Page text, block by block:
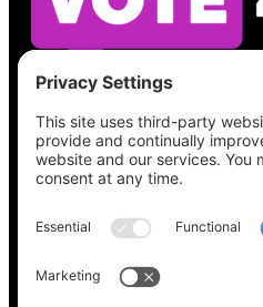
Vea lo que hay en su
lugar de votación,
registro y obtenga toda
electoral que necesita
Por favor no utilice: